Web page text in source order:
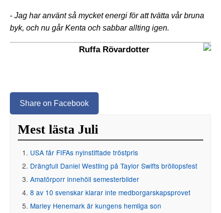
- Jag har använt så mycket energi för att tvätta vår bruna
byk, och nu går Kenta och sabbar allting igen.
Ruffa Rövardotter
Share on Facebook
Mest lästa Juli
USA får FIFAs nyinstiftade tröstpris
Drängfull Daniel Westling på Taylor Swifts bröllopsfest
Amatörporr innehöll semesterbilder
8 av 10 svenskar klarar inte medborgarskapsprovet
Marley Henemark är kungens hemliga son